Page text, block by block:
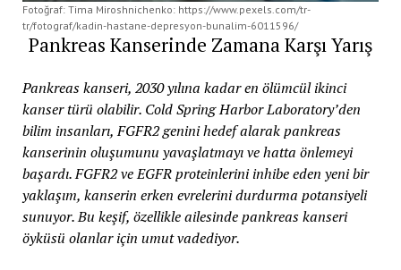
Fotoğraf: Tima Miroshnichenko: https://www.pexels.com/tr-
tr/fotograf/kadin-hastane-depresyon-bunalim-6011596/
Pankreas Kanserinde Zamana Karşı Yarış
Pankreas kanseri, 2030 yılına kadar en ölümcül ikinci
kanser türü olabilir. Cold Spring Harbor Laboratory’den
bilim insanları, FGFR2 genini hedef alarak pankreas
kanserinin oluşumunu yavaşlatmayı ve hatta önlemeyi
başardı. FGFR2 ve EGFR proteinlerini inhibe eden yeni bir
yaklaşım, kanserin erken evrelerini durdurma potansiyeli
sunuyor. Bu keşif, özellikle ailesinde pankreas kanseri
öyküsü olanlar için umut vadediyor.